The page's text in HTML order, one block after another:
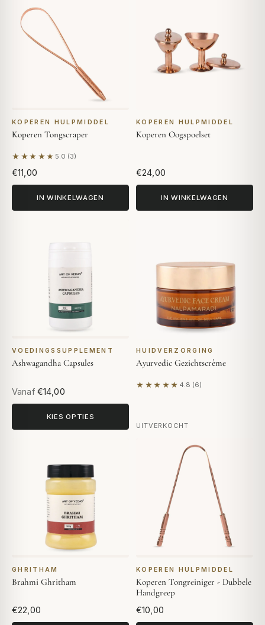
KOPEREN HULPMIDDEL
Koperen Tongscraper
★★★★★ 5.0 (3)
Gebaseerd op 3 beoordelingen
€11,00
IN WINKELWAGEN
KOPEREN HULPMIDDEL
Koperen Oogspoelset
€24,00
IN WINKELWAGEN
VOEDINGSSUPPLEMENT
Ashwagandha Capsules
Vanaf €14,00
KIES OPTIES
HUIDVERZORGING
Ayurvedic Gezichtscrème
★★★★★ 4.8 (6)
Gebaseerd op 6
UITVERKOCHT
GHRITHAM
Brahmi Ghritham
€22,00
KOPEREN HULPMIDDEL
Koperen Tongreiniger - Dubbele
Handgreep
€10,00